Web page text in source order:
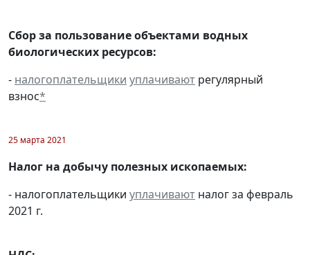
Сбор за пользование объектами водных
биологических ресурсов:
- налогоплательщики уплачивают регулярный
взнос*
25 марта 2021
Налог на добычу полезных ископаемых:
- налогоплательщики уплачивают налог за февраль
2021 г.